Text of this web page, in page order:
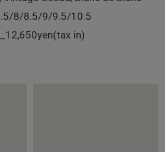
8/8.5/9/9.5/10.5
in)